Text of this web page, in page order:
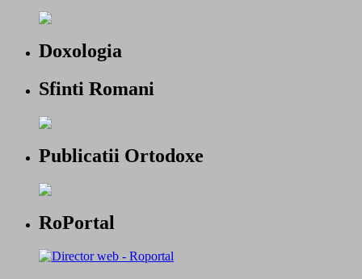
Doxologia
Sfinti Romani
Publicatii Ortodoxe
RoPortal